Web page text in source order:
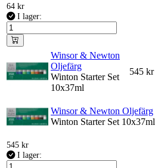
64 kr
I lager:
Winsor & Newton
Oljefärg
Winton Starter Set
10x37ml
545 kr
Winsor & Newton Oljefärg
Winton Starter Set 10x37ml
545 kr
I lager: